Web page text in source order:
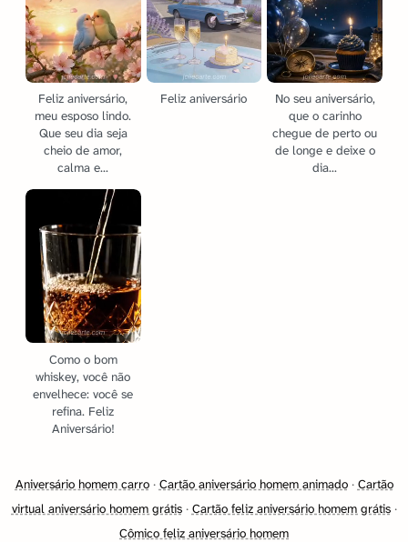
Feliz aniversário,
meu esposo lindo.
Que seu dia seja
cheio de amor,
calma e...
Feliz aniversário
No seu aniversário,
que o carinho
chegue de perto ou
de longe e deixe o
dia...
Como o bom
whiskey, você não
envelhece: você se
refina. Feliz
Aniversário!
Aniversário homem carro· Cartão aniversário homem animado· Cartão
virtual aniversário homem grátis· Cartão feliz aniversário homem grátis·
Cômico feliz aniversário homem